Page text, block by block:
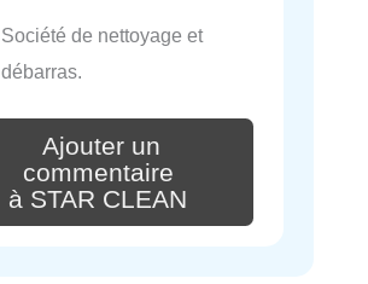
Société de nettoyage et
débarras.
Ajouter un
commentaire
à STAR CLEAN